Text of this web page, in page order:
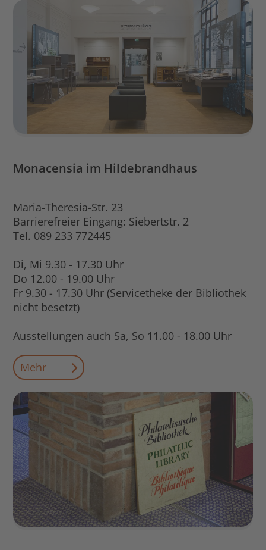
Monacensia im Hildebrandhaus
Maria-Theresia-Str. 23
Barrierefreier Eingang: Siebertstr. 2
Tel. 089 233 772445
Di, Mi 9.30 - 17.30 Uhr
Do 12.00 - 19.00 Uhr
Fr 9.30 - 17.30 Uhr (Servicetheke der Bibliothek
nicht besetzt)
Ausstellungen auch Sa, So 11.00 - 18.00 Uhr
Mehr